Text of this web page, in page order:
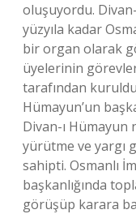
oluşuyordu.
yüzyıla kadar
bir organ olarak
üyelerinin
tarafından
Hümayun’un
Divan-ı Hümayun
yürütme ve yargı
sahipti. Osmanlı
başkanlığında
görüşüp karara